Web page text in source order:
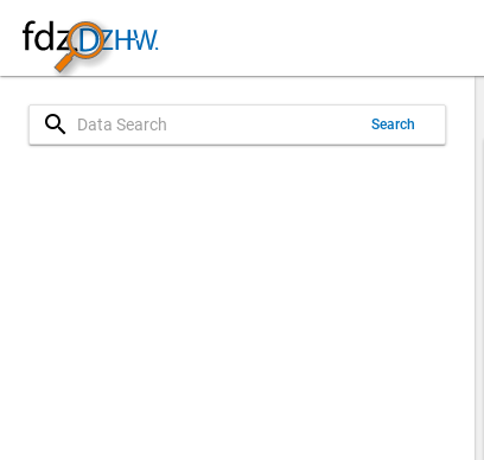
search Search